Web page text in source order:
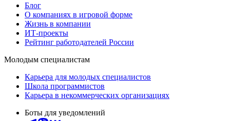
Блог
О компаниях в игровой форме
Жизнь в компании
ИТ-проекты
Рейтинг работодателей России
Молодым специалистам
Карьера для молодых специалистов
Школа программистов
Карьера в некоммерческих организациях
Боты для уведомлений